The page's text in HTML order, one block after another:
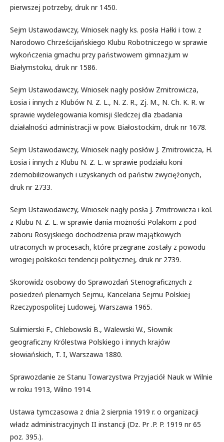
pierwszej potrzeby, druk nr 1450.
Sejm Ustawodawczy, Wniosek nagły ks. posła Hałki i tow. z
Narodowo Chrześcijańskiego Klubu Robotniczego w sprawie
wykończenia gmachu przy państwowem gimnazjum w
Białymstoku, druk nr 1586.
Sejm Ustawodawczy, Wniosek nagły posłów Zmitrowicza,
Łosia i innych z Klubów N. Z. L., N. Z. R., Zj. M., N. Ch. K. R. w
sprawie wydelegowania komisji śledczej dla zbadania
działalności administracji w pow. Białostockim, druk nr 1678.
Sejm Ustawodawczy, Wniosek nagły posłów J. Zmitrowicza, H.
Łosia i innych z Klubu N. Z. L. w sprawie podziału koni
zdemobilizowanych i uzyskanych od państw zwyciężonych,
druk nr 2733.
Sejm Ustawodawczy, Wniosek nagły posła J. Zmitrowicza i kol.
z Klubu N. Z. L. w sprawie dania możności Polakom z pod
zaboru Rosyjskiego dochodzenia praw majątkowych
utraconych w procesach, które przegrane zostały z powodu
wrogiej polskości tendencji politycznej, druk nr 2739.
Skorowidz osobowy do Sprawozdań Stenograficznych z
posiedzeń plenarnych Sejmu, Kancelaria Sejmu Polskiej
Rzeczypospolitej Ludowej, Warszawa 1965.
Sulimierski F., Chlebowski B., Walewski W., Słownik
geograficzny Królestwa Polskiego i innych krajów
słowiańskich, T. I, Warszawa 1880.
Sprawozdanie ze Stanu Towarzystwa Przyjaciół Nauk w Wilnie
w roku 1913, Wilno 1914.
Ustawa tymczasowa z dnia 2 sierpnia 1919 r. o organizacji
władz administracyjnych II instancji (Dz. Pr .P. P. 1919 nr 65
poz. 395.).